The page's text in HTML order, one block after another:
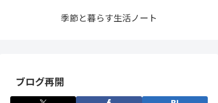
季節と暮らす生活ノート
ブログ再開